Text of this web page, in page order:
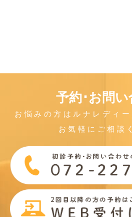
予約･お問
お悩みの方はルナレディ
お気軽にご相談